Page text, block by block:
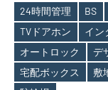
Tags
24時間管理 BS
TVドアホン
イン
オートロック
デ
宅配ボックス
敷